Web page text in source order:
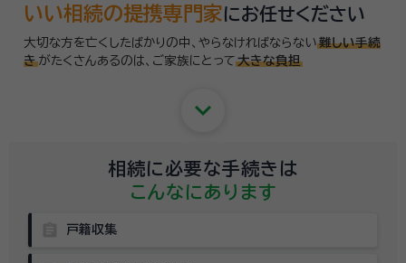
いい相続の提携専門家にお任せください
大切な方を亡くしたばかりの中、やらなければならない 難しい手続
き がたくさんあるのは、 ご家族にとって 大きな負担
keyboard_arrow_down
相続に必要な手続きは
こんなにあります
戸籍収集